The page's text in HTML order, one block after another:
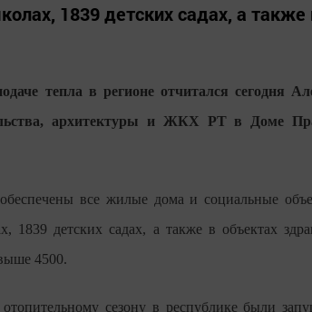
1839 детских садах, а также
тепла в регионе отчитался сегодня
архитектуры и ЖКХ РТ в Доме
все жилые дома и социальные
1839 детских садах, а также в объектах
4500.
сезону в республике были